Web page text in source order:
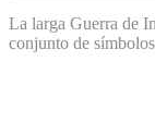
La larga Guerra de
conjunto de